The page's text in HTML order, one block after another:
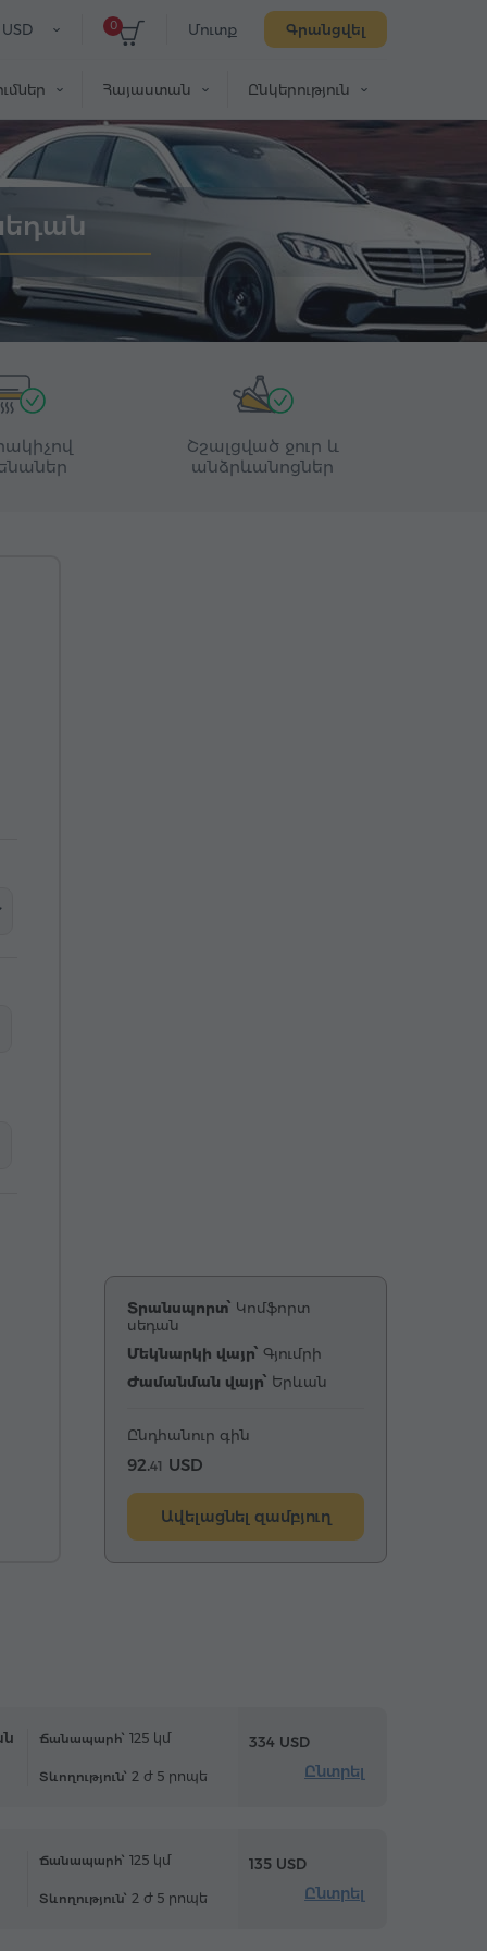
Մուտք Գրանցվել
0
Հայաստան Ընկերություն
Շշալցված ջուր և
անձրևանոցներ
Տրանսպորտ՝ Կոմֆորտ
սեդան
Մեկնարկի վայր՝ Գյումրի
Ժամանման վայր՝ Երևան
Ընդհանուր գին
92.41 USD
Ավելացնել զամբյուղ
Ճանապարհ՝ 125 կմ
Տևողություն՝ 2 ժ 5 րոպե
334 USD
Ընտրել
Ճանապարհ՝ 125 կմ
Տևողություն՝ 2 ժ 5 րոպե
135 USD
Ընտրել